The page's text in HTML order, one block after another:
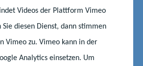
Videos der Plattform Vimeo
diesen Dienst, dann stimmen
Vimeo zu. Vimeo kann in der
Analytics einsetzen. Um
Für das leibliche Wohl ist mit
und den angrenzenden